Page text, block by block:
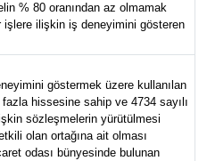
% 80 oranından az olmamak
ilişkin iş deneyimini gösteren
göstermek üzere kullanılan
hissesine sahip ve 4734 sayılı
sözleşmelerin yürütülmesi
olan ortağına ait olması
odası bünyesinde bulunan